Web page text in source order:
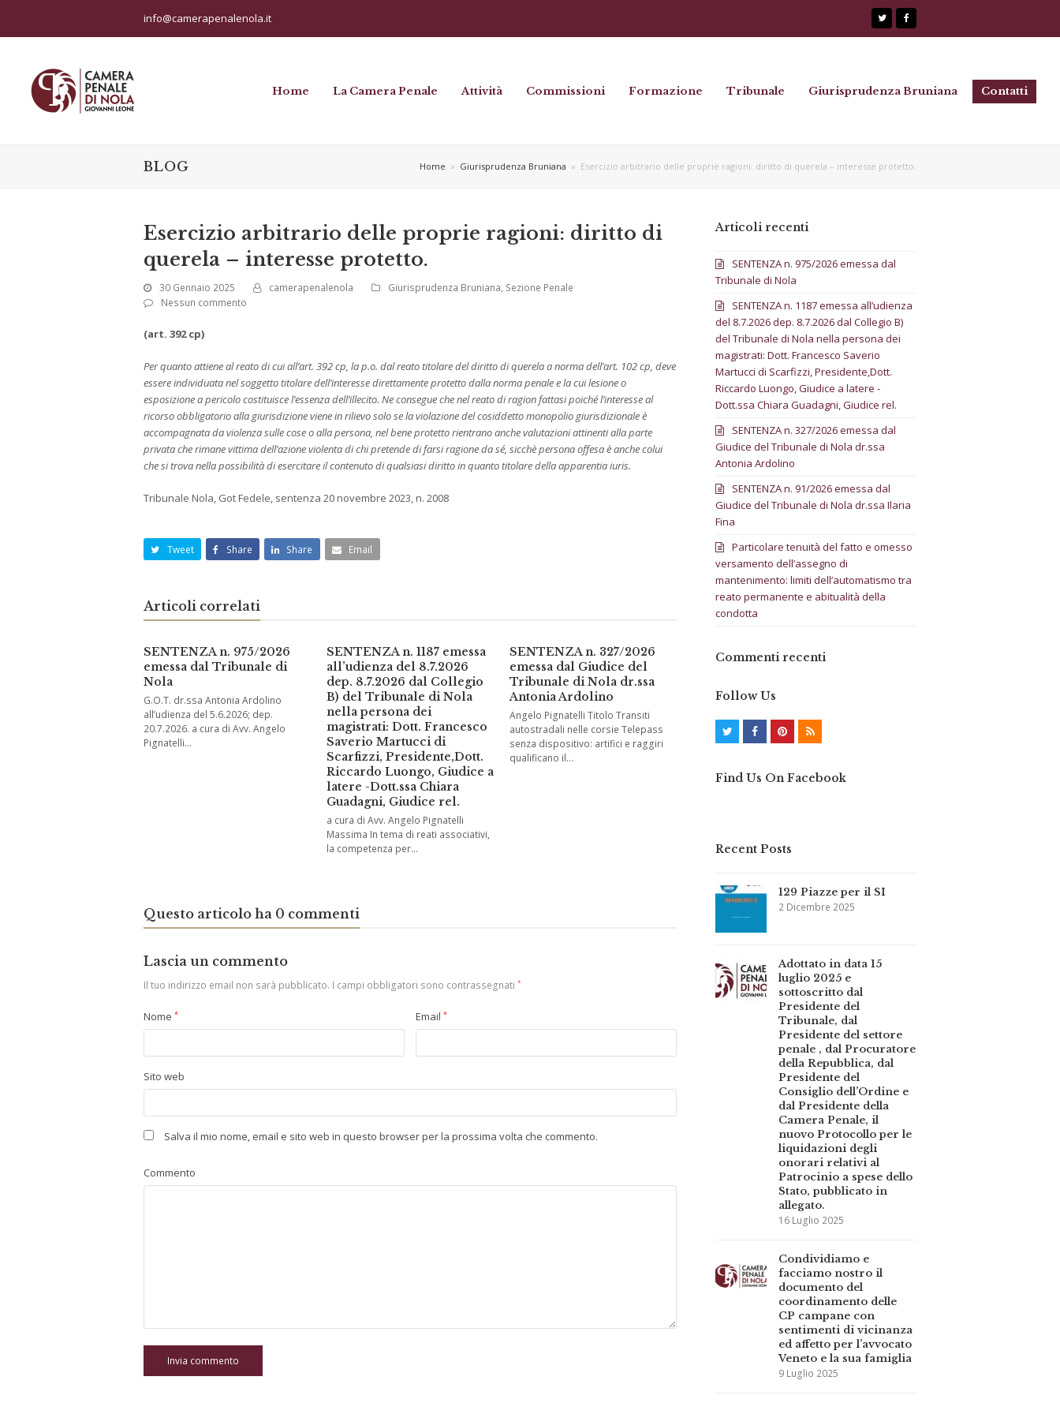
info@camerapenalenola.it Twitter
Home La Camera Penale Attività Commissioni Formazione Tribunale Giurisprudenza Bruniana Contatti
BLOG Home » Giurisprudenza Bruniana » Esercizio arbitrario delle proprie ragioni: diritto di querela – interesse protetto.
Esercizio arbitrario delle proprie ragioni: diritto di
querela – interesse protetto.
30 Gennaio 2025 camerapenalenola Giurisprudenza Bruniana, Sezione Penale
Nessun commento
(art. 392 cp)
Per quanto attiene al reato di cui all’art. 392 cp, la p.o. dal reato titolare del diritto di querela a norma dell’art. 102 cp, deve
essere individuata nel soggetto titolare dell’interesse direttamente protetto dalla norma penale e la cui lesione o
esposizione a pericolo costituisce l’essenza dell’illecito. Ne consegue che nel reato di ragion fattasi poiché l’interesse al
ricorso obbligatorio alla giurisdizione viene in rilievo solo se la violazione del cosiddetto monopolio giurisdizionale è
accompagnata da violenza sulle cose o alla persona, nel bene protetto rientrano anche valutazioni attinenti alla parte
privata che rimane vittima dell’azione violenta di chi pretende di farsi ragione da sé, sicchè persona offesa è anche colui
che si trova nella possibilità di esercitare il contenuto di qualsiasi diritto in quanto titolare della apparentia iuris.
Tribunale Nola, Got Fedele, sentenza 20 novembre 2023, n. 2008
Tweet Share Share Email
Articoli correlati
SENTENZA n. 975/2026
emessa dal Tribunale di
Nola
G.O.T. dr.ssa Antonia Ardolino
all’udienza del 5.6.2026; dep.
20.7.2026. a cura di Avv. Angelo
Pignatelli…
SENTENZA n. 1187 emessa
all’udienza del 8.7.2026
dep. 8.7.2026 dal Collegio
B) del Tribunale di Nola
nella persona dei
magistrati: Dott. Francesco
Saverio Martucci di
Scarfizzi, Presidente,Dott.
Riccardo Luongo, Giudice a
latere -Dott.ssa Chiara
Guadagni, Giudice rel.
a cura di Avv. Angelo Pignatelli
Massima In tema di reati associativi,
la competenza per…
SENTENZA n. 327/2026
emessa dal Giudice del
Tribunale di Nola dr.ssa
Antonia Ardolino
Angelo Pignatelli Titolo Transiti
autostradali nelle corsie Telepass
senza dispositivo: artifici e raggiri
qualificano il…
Questo articolo ha 0 commenti
Lascia un commento
Il tuo indirizzo email non sarà pubblicato. I campi obbligatori sono contrassegnati *
Nome * Email *
Sito web
Salva il mio nome, email e sito web in questo browser per la prossima volta che commento.
Commento
Articoli recenti
SENTENZA n. 975/2026 emessa dal
Tribunale di Nola
SENTENZA n. 1187 emessa all’udienza
del 8.7.2026 dep. 8.7.2026 dal Collegio B)
del Tribunale di Nola nella persona dei
magistrati: Dott. Francesco Saverio
Martucci di Scarfizzi, Presidente,Dott.
Riccardo Luongo, Giudice a latere -
Dott.ssa Chiara Guadagni, Giudice rel.
SENTENZA n. 327/2026 emessa dal
Giudice del Tribunale di Nola dr.ssa
Antonia Ardolino
SENTENZA n. 91/2026 emessa dal
Giudice del Tribunale di Nola dr.ssa Ilaria
Fina
Particolare tenuità del fatto e omesso
versamento dell’assegno di
mantenimento: limiti dell’automatismo tra
reato permanente e abitualità della
condotta
Commenti recenti
Follow Us
i
e
c
o
k
n
r
s
R
S
Find Us On Facebook
Recent Posts
129 Piazze per il SI
2 Dicembre 2025
Adottato in data 15
luglio 2025 e
sottoscritto dal
Presidente del
Tribunale, dal
Presidente del settore
penale , dal Procuratore
della Repubblica, dal
Presidente del
Consiglio dell’Ordine e
dal Presidente della
Camera Penale, il
nuovo Protocollo per le
liquidazioni degli
onorari relativi al
Patrocinio a spese dello
Stato, pubblicato in
allegato.
16 Luglio 2025
Condividiamo e
facciamo nostro il
documento del
coordinamento delle
CP campane con
sentimenti di vicinanza
ed affetto per l’avvocato
Veneto e la sua famiglia
9 Luglio 2025